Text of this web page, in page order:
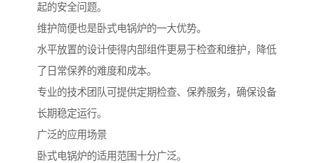
起的安全问题。
维护简便也是卧式电锅炉的一大优势。
水平放置的设计使得内部组件更易于检查和维护，降低
了日常保养的难度和成本。
专业的技术团队可提供定期检查、保养服务，确保设备
长期稳定运行。
广泛的应用场景
卧式电锅炉的适用范围十分广泛。